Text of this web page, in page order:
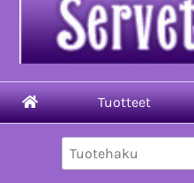
Tuotteet